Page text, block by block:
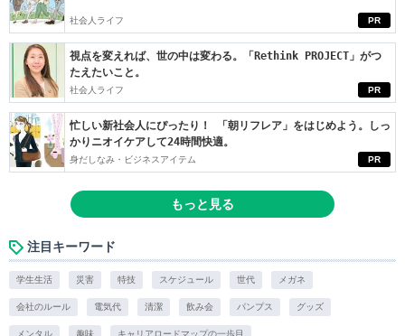
PR
社会人ライフ
PR
視点を変えれば、世の中は変わる。「Rethink PROJECT」がつ
たえたいこと。
社会人ライフ
PR
忙しい新社会人にぴったり！ 「朝リフレア」をはじめよう。しっ
かりニオイケアして24時間快適。
身だしなみ・ビジネスアイテム
もっと見る
注目キーワード
学生生活 災害 特技 スケジュール 世代 メガネ
会社のルール 電気代 清潔 飲み会 パンプス グッズ